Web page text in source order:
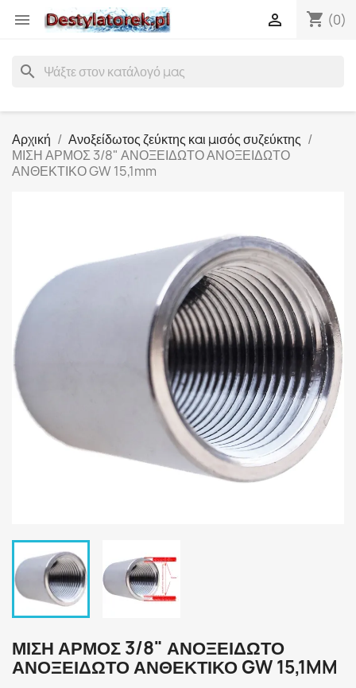
 shopping_cart (0)

search
Αρχική
Ανοξείδωτος ζεύκτης και μισός συζεύκτης
ΜΙΣΗ ΑΡΜΟΣ 3/8" ΑΝΟΞΕΙΔΩΤΟ ΑΝΟΞΕΙΔΩΤΟ
ΑΝΘΕΚΤΙΚΟ GW 15,1mm
ΜΙΣΗ ΑΡΜΟΣ 3/8" ΑΝΟΞΕΙΔΩΤΟ
ΑΝΟΞΕΙΔΩΤΟ ΑΝΘΕΚΤΙΚΟ GW 15,1MM